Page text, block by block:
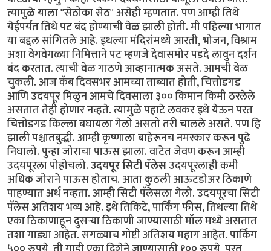
त्यामुळे याला "सेठोका सेठ" असेही म्हणतात. पण आम्ही तिथे
येईपर्यंत तिथे पट बंद होण्याची वेळ झाली होती. मी पहिल्या भागात
या बद्दल सांगितले आहे. इथल्या मंदिरांमध्ये आरती, भोजन, विश्राम
अशा वेगवेगळ्या निमित्ताने पट म्हणजे देवासमोर पडदे लावुन दर्शन
बंद करतात. त्याची वेळ गाठणे आव्हानात्मक असते. आमची वेळ
चुकली. आज कॅब दिवसभर आमच्या ताब्यात होती, चित्तोडगड
आणि उदयपूर मिळुन आमचे दिवसाला ३०० किमान किमी ठरलेले
असतात तेही होणार नव्हते. त्यामुळे पहाटे लवकर इथे येऊन परत
चित्तोडगड किल्ला बघायला गेलो असतो तरी चालले असते. पण हि
झाली पश्चातबुद्धी. आम्ही कृष्णाला बाहेरूनच नमस्कार करून पुढे
निघालो. पुन्हा जोराचा पाऊस झाला. वाटेत जेवण करून आम्ही
उदयपूरला पोहोचलो.उदयपूर सिटी पॅलेसउदयपूरलाही कमी
अधिक जोराने पाऊस होताच. आता कुठली आऊटडोअर ठिकाणे
पाहण्यात अर्थ नव्हता. आम्ही सिटी पॅलेसला गेलो. उदयपूरचा सिटी
पॅलेस अतिशय भव्य आहे. इथे तिकिटे, पार्किंग फीस, तिथल्या तिथे
एका ठिकाणाहून दुसऱ्या ठिकाणी जाण्यासाठी मॉल मध्ये असतात
तशा गाड्या आहेत. सगळ्याच गोष्टी अतिशय महाग आहेत. पार्किंग